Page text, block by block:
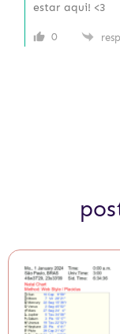
estar aqui! <3
0